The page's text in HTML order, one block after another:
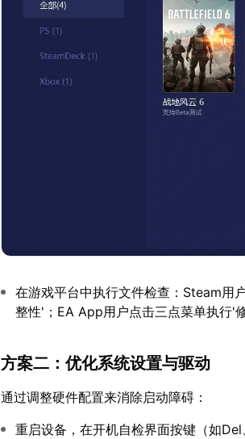
在游戏平台中执行文件检查：Steam
整性'；EA App用户点击三点菜单执行'
方案二：优化系统设置与驱动
通过调整硬件配置来消除启动障碍：
重启设备，在开机自检界面按键（如Del